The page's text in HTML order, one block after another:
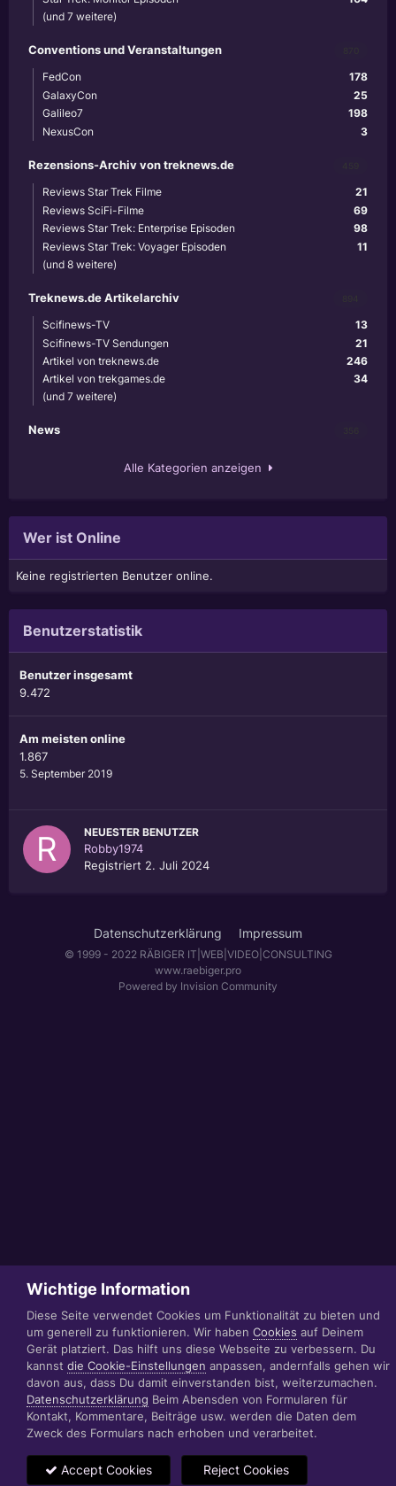
(und 7 weitere)
Conventions und Veranstaltungen
178
FedCon
25
GalaxyCon
198
Galileo7
3
NexusCon
Rezensions-Archiv von treknews.de
21
Reviews Star Trek Filme
69
Reviews SciFi-Filme
98
Reviews Star Trek: Enterprise Episoden
11
Reviews Star Trek: Voyager Episoden
(und 8 weitere)
Treknews.de Artikelarchiv
13
Scifinews-TV
21
Scifinews-TV Sendungen
246
Artikel von treknews.de
34
Artikel von trekgames.de
(und 7 weitere)
News
Alle Kategorien anzeigen
Wer ist Online
Keine registrierten Benutzer online.
Benutzerstatistik
Benutzer insgesamt
9.472
Am meisten online
1.867
5. September 2019
NEUESTER BENUTZER
Robby1974
Registriert 2. Juli 2024
Datenschutzerklärung Impressum
© 1999 - 2022 RÄBIGER IT|WEB|VIDEO|CONSULTING
www.raebiger.pro
Powered by Invision Community
Wichtige Information
Diese Seite verwendet Cookies um Funktionalität zu bieten und
um generell zu funktionieren. Wir haben Cookies auf Deinem
Gerät platziert. Das hilft uns diese Webseite zu verbessern. Du
kannst die Cookie-Einstellungen anpassen, andernfalls gehen wir
davon aus, dass Du damit einverstanden bist, weiterzumachen.
Datenschutzerklärung Beim Abensden von Formularen für
Kontakt, Kommentare, Beiträge usw. werden die Daten dem
Zweck des Formulars nach erhoben und verarbeitet.
Accept Cookies Reject Cookies